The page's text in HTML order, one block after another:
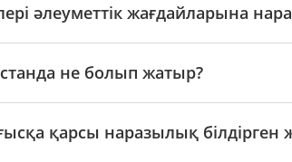
әлеуметтік жағдайларына
не болып жатыр?
қарсы наразылық білдірген